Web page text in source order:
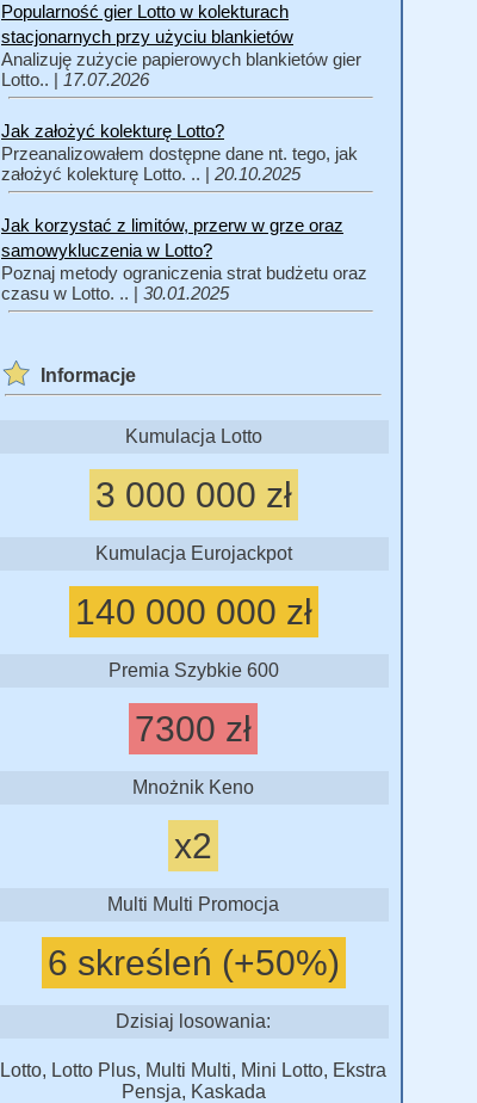
Popularność gier Lotto w kolekturach
stacjonarnych przy użyciu blankietów
Analizuję zużycie papierowych blankietów gier
Lotto.. | 17.07.2026
Jak założyć kolekturę Lotto?
Przeanalizowałem dostępne dane nt. tego, jak
założyć kolekturę Lotto. .. | 20.10.2025
Jak korzystać z limitów, przerw w grze oraz
samowykluczenia w Lotto?
Poznaj metody ograniczenia strat budżetu oraz
czasu w Lotto. .. | 30.01.2025
Informacje
Kumulacja Lotto
3 000 000 zł
Kumulacja Eurojackpot
140 000 000 zł
Premia Szybkie 600
7300 zł
Mnożnik Keno
x2
Multi Multi Promocja
6 skreśleń (+50%)
Dzisiaj losowania:
Lotto, Lotto Plus, Multi Multi, Mini Lotto, Ekstra
Pensja, Kaskada